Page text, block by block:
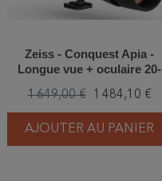
Zeiss - Conquest Apia -
Longue vue + oculaire 20-
1 649,00 € 1 484,10 €
AJOUTER AU PANIER